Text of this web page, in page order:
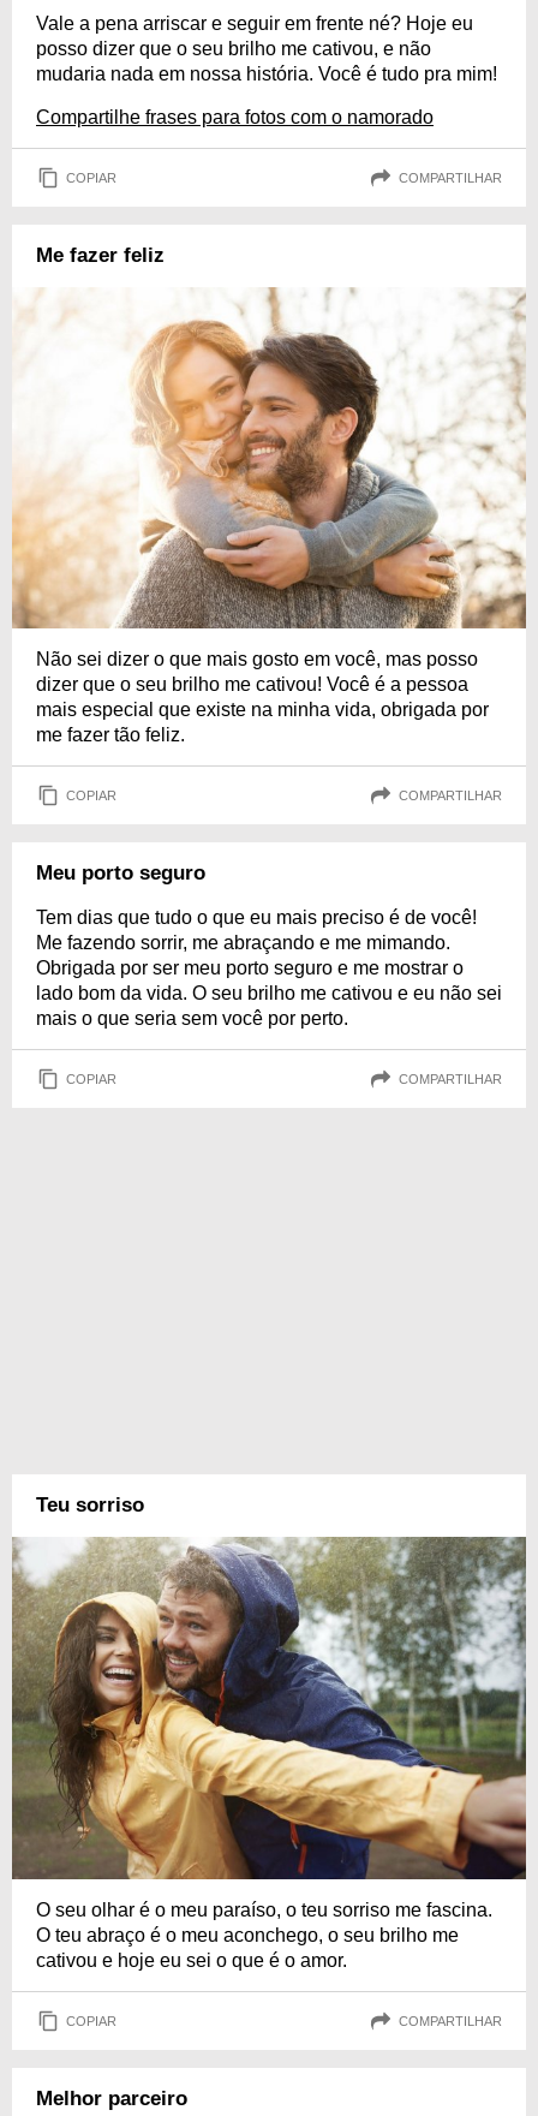
Vale a pena arriscar e seguir em frente né? Hoje eu
posso dizer que o seu brilho me cativou, e não
mudaria nada em nossa história. Você é tudo pra mim!
Compartilhe frases para fotos com o namorado
COPIAR COMPARTILHAR
Me fazer feliz
Não sei dizer o que mais gosto em você, mas posso
dizer que o seu brilho me cativou! Você é a pessoa
mais especial que existe na minha vida, obrigada por
me fazer tão feliz.
COPIAR COMPARTILHAR
Meu porto seguro
Tem dias que tudo o que eu mais preciso é de você!
Me fazendo sorrir, me abraçando e me mimando.
Obrigada por ser meu porto seguro e me mostrar o
lado bom da vida. O seu brilho me cativou e eu não sei
mais o que seria sem você por perto.
COPIAR COMPARTILHAR
Teu sorriso
O seu olhar é o meu paraíso, o teu sorriso me fascina.
O teu abraço é o meu aconchego, o seu brilho me
cativou e hoje eu sei o que é o amor.
COPIAR COMPARTILHAR
Melhor parceiro